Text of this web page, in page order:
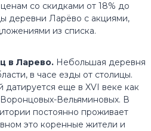
со скидками от 18% до
деревни Ларёво с акциями,
из списка.
в Ларево. Небольшая деревня
в часе езды от столицы.
еще в XVI веке как
Вельяминовых. В
постоянно проживает
это коренные жители и